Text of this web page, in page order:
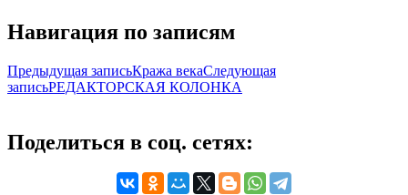
Навигация по записям
Предыдущая записьКража векаСледующая
записьРЕДАКТОРСКАЯ КОЛОНКА
Поделиться в соц. сетях: